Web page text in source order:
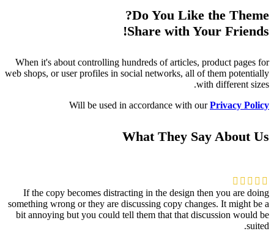
Do You Like the Theme?
Share with Your Friends!
When it's about controlling hundreds of articles, product pages for
web shops, or user profiles in social networks, all of them potentially
with different sizes.
Will be used in accordance with ourPrivacy Policy
What They Say About Us
If the copy becomes distracting in the design then you are doing
something wrong or they are discussing copy changes. It might be a
bit annoying but you could tell them that that discussion would be
suited.